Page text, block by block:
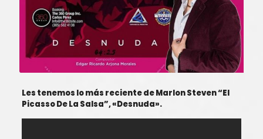
Les tenemos lo más reciente de Marlon Steven “El
Picasso De La Salsa”, «Desnuda».